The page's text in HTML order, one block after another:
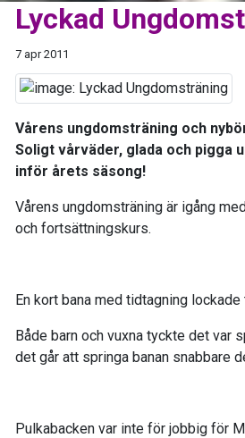
Lyckad
7 apr 2011
Vårens ungdomsträning och
Soligt vårväder, glada och pigga
inför årets säsong!
Vårens ungdomsträning är igång
och fortsättningskurs.
En kort bana med tidtagning lockade
Både barn och vuxna tyckte det var
det går att springa banan snabbare
Pulkabacken var inte för jobbig för